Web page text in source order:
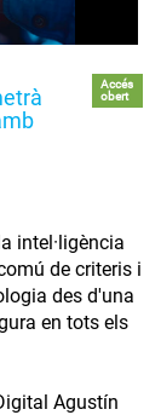
Accés
obert
intel·ligència
de criteris i
des d'una
en tots els
Agustín